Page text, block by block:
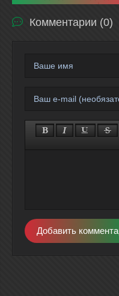
Комментарии (0)
Добавить